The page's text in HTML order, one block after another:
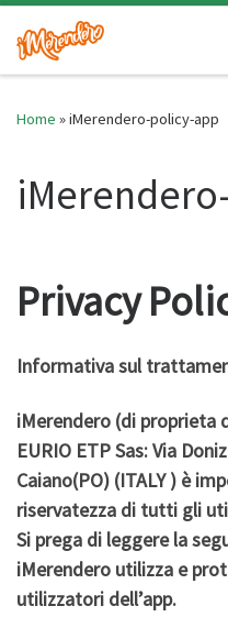
Skip to content
Home »iMerendero-policy-app
Privacy
Informativa sul
iMerendero (di proprieta
EURIO ETP Sas: Via
Caiano(PO) (ITALY ) è
riservatezza di tutti gli
Si prega di leggere la
iMerendero utilizza e
utilizzatori dell’app.